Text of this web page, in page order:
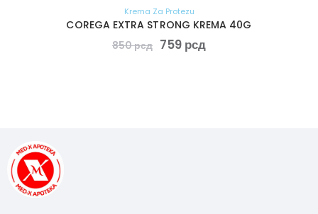
Krema Za Protezu
COREGA EXTRA STRONG KREMA 40G
850рсд 759 рсд